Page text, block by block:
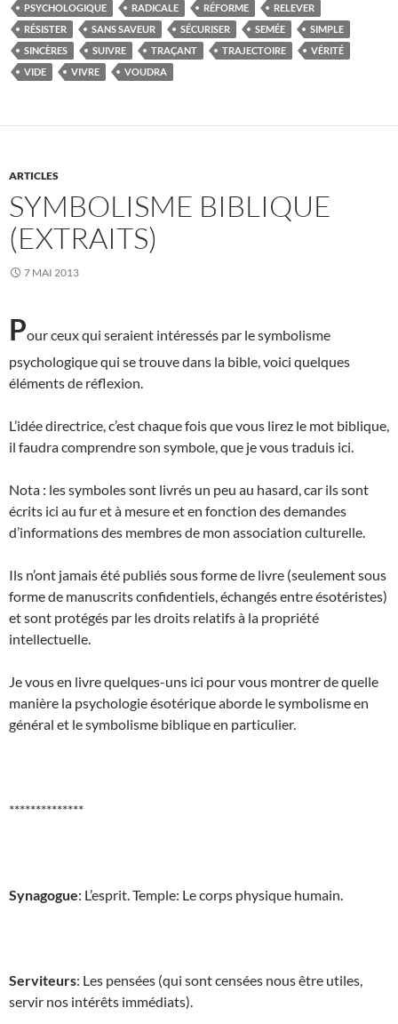
PSYCHOLOGIQUE
RADICALE RÉFORME
RELEVER
RÉSISTER
SANS SAVEUR SÉCURISER SEMÉE
SIMPLE
SINCÈRES
SUIVRE TRAÇANT TRAJECTOIRE
VÉRITÉ
VIDE
VIVRE VOUDRA
ARTICLES
SYMBOLISME BIBLIQUE
(EXTRAITS)
7 MAI 2013
Pour ceux qui seraient intéressés par le symbolisme
psychologique qui se trouve dans la bible, voici quelques
éléments de réflexion.
L’idée directrice, c’est chaque fois que vous lirez le mot biblique,
il faudra comprendre son symbole, que je vous traduis ici.
Nota : les symboles sont livrés un peu au hasard, car ils sont
écrits ici au fur et à mesure et en fonction des demandes
d’informations des membres de mon association culturelle.
Ils n’ont jamais été publiés sous forme de livre (seulement sous
forme de manuscrits confidentiels, échangés entre ésotéristes)
et sont protégés par les droits relatifs à la propriété
intellectuelle.
Je vous en livre quelques-uns ici pour vous montrer de quelle
manière la psychologie ésotérique aborde le symbolisme en
général et le symbolisme biblique en particulier.
**************
Synagogue: L’esprit. Temple: Le corps physique humain.
Serviteurs: Les pensées (qui sont censées nous être utiles,
servir nos intérêts immédiats).